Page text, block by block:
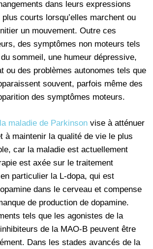
dans leurs expressions
courts lorsqu’elles marchent ou
un mouvement. Outre ces
des symptômes non moteurs tels
sommeil, une humeur dépressive,
ou des problèmes autonomes tels que
souvent, parfois même des
des symptômes moteurs.
maladie de Parkinson vise à atténuer
à maintenir la qualité de vie le plus
car la maladie est actuellement
est axée sur le traitement
particulier la L-dopa, qui est
dans le cerveau et compense
de production de dopamine.
tels que les agonistes de la
de la MAO-B peuvent être
Dans les stades avancés de la